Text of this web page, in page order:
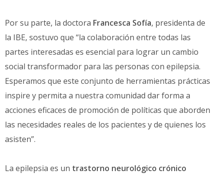
Por su parte, la doctora Francesca Sofía, presidenta de
la IBE, sostuvo que “la colaboración entre todas las
partes interesadas es esencial para lograr un cambio
social transformador para las personas con epilepsia.
Esperamos que este conjunto de herramientas prácticas
inspire y permita a nuestra comunidad dar forma a
acciones eficaces de promoción de políticas que aborden
las necesidades reales de los pacientes y de quienes los
asisten”.
La epilepsia es un trastorno neurológico crónico